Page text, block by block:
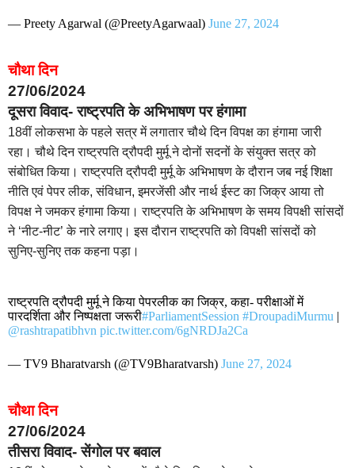
— Preety Agarwal (@PreetyAgarwaal) June 27, 2024
चौथा दिन
27/06/2024
दूसरा विवाद- राष्ट्रपति के अभिभाषण पर हंगामा
18वीं लोकसभा के पहले सत्र में लगातार चौथे दिन विपक्ष का हंगामा जारी
रहा। चौथे दिन राष्ट्रपति द्रौपदी मुर्मू ने दोनों सदनों के संयुक्त सत्र को
संबोधित किया। राष्ट्रपति द्रौपदी मुर्मू के अभिभाषण के दौरान जब नई शिक्षा
नीति एवं पेपर लीक, संविधान, इमरजेंसी और नार्थ ईस्ट का जिक्र आया तो
विपक्ष ने जमकर हंगामा किया। राष्ट्रपति के अभिभाषण के समय विपक्षी सांसदों
ने ‘नीट-नीट’ के नारे लगाए। इस दौरान राष्ट्रपति को विपक्षी सांसदों को
सुनिए-सुनिए तक कहना पड़ा।
राष्ट्रपति द्रौपदी मुर्मू ने किया पेपरलीक का जिक्र, कहा- परीक्षाओं में
पारदर्शिता और निष्पक्षता जरूरी#ParliamentSession #DroupadiMurmu |
@rashtrapatibhvn pic.twitter.com/6gNRDJa2Ca
— TV9 Bharatvarsh (@TV9Bharatvarsh) June 27, 2024
चौथा दिन
27/06/2024
तीसरा विवाद- सेंगोल पर बवाल